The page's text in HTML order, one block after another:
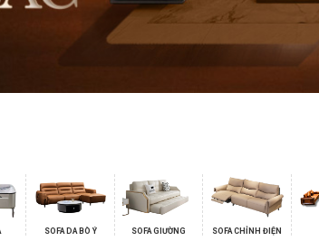
SOFA DA BÒ Ý SOFA GIƯỜNG SOFA CHỈNH ĐIỆN